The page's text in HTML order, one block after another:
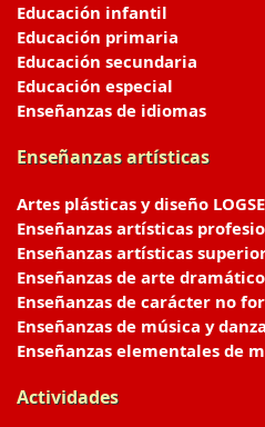
Educación infantil
Educación primaria
Educación secundaria
Educación especial
Enseñanzas de idiomas
Enseñanzas artísticas
Artes plásticas y diseño LOGSE
Enseñanzas artísticas
Enseñanzas artísticas
Enseñanzas de arte dramático
Enseñanzas de carácter no
Enseñanzas de música y danza
Enseñanzas elementales de
Actividades